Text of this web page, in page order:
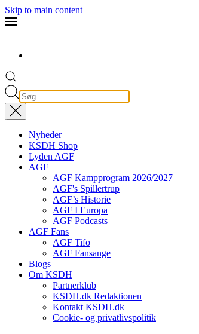
Skip to main content
Nyheder
KSDH Shop
Lyden AGF
AGF
AGF Kampprogram 2026/2027
AGF's Spillertrup
AGF’s Historie
AGF I Europa
AGF Podcasts
AGF Fans
AGF Tifo
AGF Fansange
Blogs
Om KSDH
Partnerklub
KSDH.dk Redaktionen
Kontakt KSDH.dk
Cookie- og privatlivspolitik